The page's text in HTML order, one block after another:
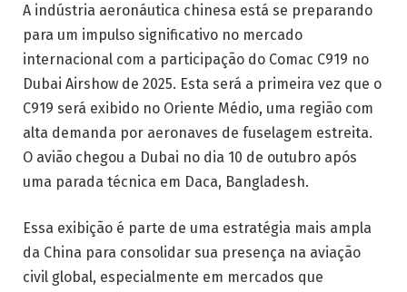
A indústria aeronáutica chinesa está se preparando
para um impulso significativo no mercado
internacional com a participação do Comac C919 no
Dubai Airshow de 2025. Esta será a primeira vez que o
C919 será exibido no Oriente Médio, uma região com
alta demanda por aeronaves de fuselagem estreita.
O avião chegou a Dubai no dia 10 de outubro após
uma parada técnica em Daca, Bangladesh.
Essa exibição é parte de uma estratégia mais ampla
da China para consolidar sua presença na aviação
civil global, especialmente em mercados que